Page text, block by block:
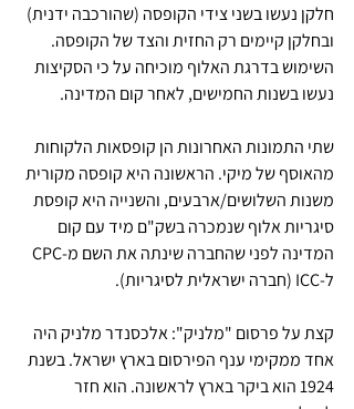
חלקן נעשו בשני צידי הקופסה (שהורכבה ידנית)
ובחלקן קיימים רק החזית והצד של הקופסה.
השימוש בדרגת האלוף מוכיחה על כי הסקיצות
נעשו בשנות החמישים, לאחר קום המדינה.
שתי התמונות האחרונות הן קופסאות הלקוחות
מהאוסף של מיקי. הראשונה היא קופסה מקורית
משנות השלושים/ארבעים, והשנייה היא קופסת
סיגריות אלוף שנמכרה בשק"ם מיד עם קום
ל-ICC (חברה ישראלית לסיגריות).
קצת על פרסום "מלניק": אלכסנדר מלניק היה
אחד ממקימי ענף הפירסום בארץ ישראל. בשנת
1924 הוא ביקר בארץ לראשונה. הוא חזר